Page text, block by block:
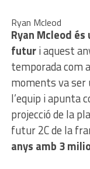
Ryan Mcleod
Ryan Mcleod
futuri aquest
temporada com
moments va ser
l’equip i apunta
projecció de la
futur 2C de la
anys amb 3